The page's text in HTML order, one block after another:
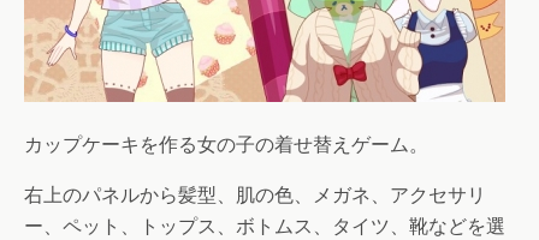
カップケーキを作る女の子の着せ替えゲーム。
右上のパネルから髪型、肌の色、メガネ、アクセサリ
ー、ペット、トップス、ボトムス、タイツ、靴などを選